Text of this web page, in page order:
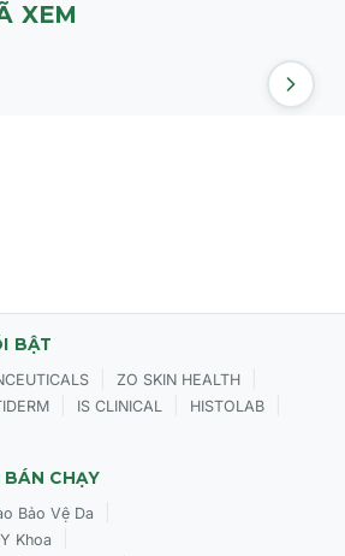
: Lấy một lượng vừa bằng hạt cafe
thụ, s
ử dụng vào buổi tối để có kết
XEM
BẬT
ZO SKIN HEALTH
IS CLINICAL HISTOLAB
CHẠY
Bảo Vệ Da
Khoa